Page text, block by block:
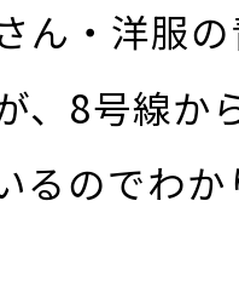
ん・洋服
、8号線か
るのでわ